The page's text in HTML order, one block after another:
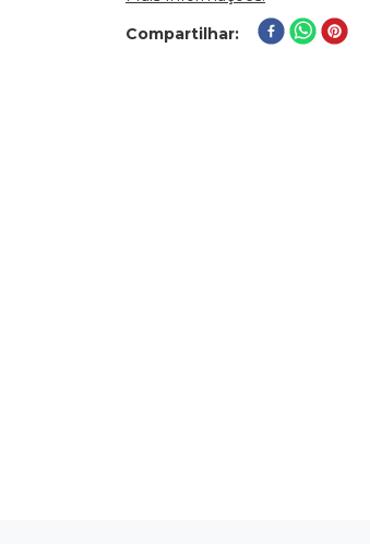
Compartilhar